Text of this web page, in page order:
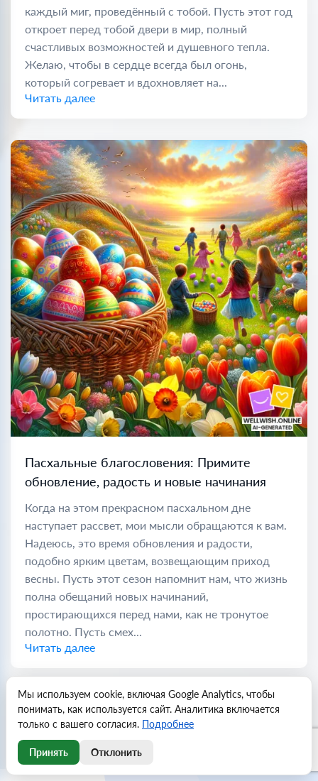
каждый миг, проведённый с тобой. Пусть этот год
откроет перед тобой двери в мир, полный
счастливых возможностей и душевного тепла.
Желаю, чтобы в сердце всегда был огонь,
который согревает и вдохновляет на...
Читать далее
Пасхальные благословения: Примите
обновление, радость и новые начинания
Когда на этом прекрасном пасхальном дне
наступает рассвет, мои мысли обращаются к вам.
Надеюсь, это время обновления и радости,
подобно ярким цветам, возвещающим приход
весны. Пусть этот сезон напомнит нам, что жизнь
полна обещаний новых начинаний,
простирающихся перед нами, как не тронутое
полотно. Пусть смех...
Читать далее
ПОКАЗАТЬ ВСЕ ПОЗДРАВЛЕНИЯ
Мы используем cookie, включая Google Analytics, чтобы
понимать, как используется сайт. Аналитика включается
только с вашего согласия. Подробнее
Принять Отклонить